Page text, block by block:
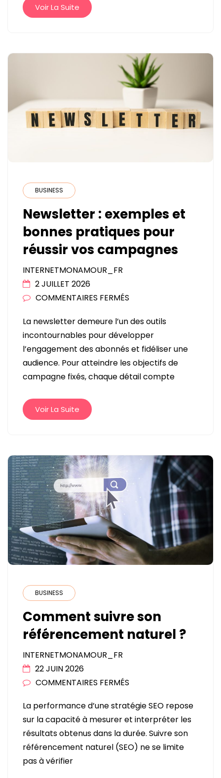
Voir La Suite
BUSINESS
Newsletter : exemples et
bonnes pratiques pour
réussir vos campagnes
INTERNETMONAMOUR_FR
2 JUILLET 2026
COMMENTAIRES FERMÉS
EXEMPLES
ET
BONNES
PRATIQUES
La newsletter demeure l’un des outils
incontournables pour développer
l’engagement des abonnés et fidéliser une
audience. Pour atteindre les objectifs de
campagne fixés, chaque détail compte
Voir La Suite
BUSINESS
Comment suivre son
référencement naturel ?
INTERNETMONAMOUR_FR
22 JUIN 2026
COMMENTAIRES FERMÉS
SUIVRE
SON
RÉFÉRENCEMENT
NATUREL
La performance d’une stratégie SEO repose
sur la capacité à mesurer et interpréter les
résultats obtenus dans la durée. Suivre son
référencement naturel (SEO) ne se limite
pas à vérifier